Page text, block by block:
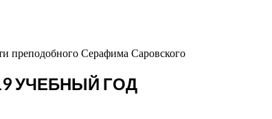
преподобного Серафима Саровского
УЧЕБНЫЙ ГОД